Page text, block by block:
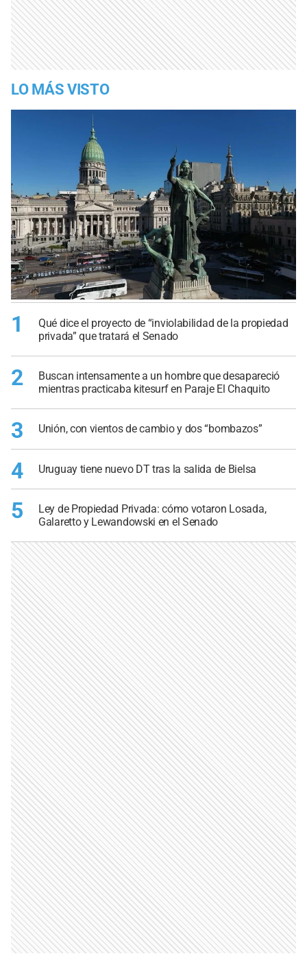
LO MÁS VISTO
1
Qué dice el proyecto de “inviolabilidad de la propiedad
privada” que tratará el Senado
2
Buscan intensamente a un hombre que desapareció
mientras practicaba kitesurf en Paraje El Chaquito
3 Unión, con vientos de cambio y dos “bombazos”
4 Uruguay tiene nuevo DT tras la salida de Bielsa
5
Ley de Propiedad Privada: cómo votaron Losada,
Galaretto y Lewandowski en el Senado